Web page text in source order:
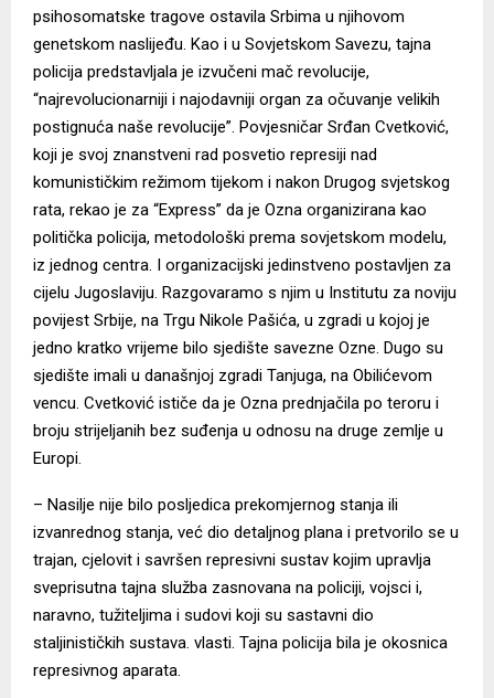
psihosomatske tragove ostavila Srbima u njihovom
genetskom naslijeđu. Kao i u Sovjetskom Savezu, tajna
policija predstavljala je izvučeni mač revolucije,
“najrevolucionarniji i najodavniji organ za očuvanje velikih
postignuća naše revolucije”. Povjesničar Srđan Cvetković,
koji je svoj znanstveni rad posvetio represiji nad
komunističkim režimom tijekom i nakon Drugog svjetskog
rata, rekao je za “Express” da je Ozna organizirana kao
politička policija, metodološki prema sovjetskom modelu,
iz jednog centra. I organizacijski jedinstveno postavljen za
cijelu Jugoslaviju. Razgovaramo s njim u Institutu za noviju
povijest Srbije, na Trgu Nikole Pašića, u zgradi u kojoj je
jedno kratko vrijeme bilo sjedište savezne Ozne. Dugo su
sjedište imali u današnjoj zgradi Tanjuga, na Obilićevom
vencu. Cvetković ističe da je Ozna prednjačila po teroru i
broju strijeljanih bez suđenja u odnosu na druge zemlje u
Europi.
– Nasilje nije bilo posljedica prekomjernog stanja ili
izvanrednog stanja, već dio detaljnog plana i pretvorilo se u
trajan, cjelovit i savršen represivni sustav kojim upravlja
sveprisutna tajna služba zasnovana na policiji, vojsci i,
naravno, tužiteljima i sudovi koji su sastavni dio
staljinističkih sustava. vlasti. Tajna policija bila je okosnica
represivnog aparata.